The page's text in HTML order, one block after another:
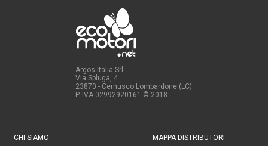
Argos Italia Srl
Via Spluga, 4
23870 - Cernusco Lombardone (LC)
P. IVA 02992920161 © 2018
CHI SIAMO MAPPA DISTRIBUTORI